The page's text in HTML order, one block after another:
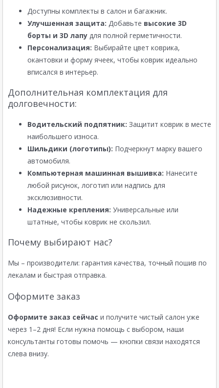
Доступны комплекты в салон и багажник.
Улучшенная защита: Добавьте высокие 3D
борты и 3D лапу для полной герметичности.
Персонализация: Выбирайте цвет коврика,
окантовки и форму ячеек, чтобы коврик идеально
вписался в интерьер.
Дополнительная комплектация для
долговечности:
Водительский подпятник: Защитит коврик в месте
наибольшего износа.
Шильдики (логотипы): Подчеркнут марку вашего
автомобиля.
Компьютерная машинная вышивка: Нанесите
любой рисунок, логотип или надпись для
эксклюзивности.
Надежные крепления: Универсальные или
штатные, чтобы коврик не скользил.
Почему выбирают нас?
Мы – производители: гарантия качества, точный пошив по
лекалам и быстрая отправка.
Оформите заказ
Оформите заказ сейчас и получите чистый салон уже
через 1–2 дня! Если нужна помощь с выбором, наши
консультанты готовы помочь — кнопки связи находятся
слева внизу.